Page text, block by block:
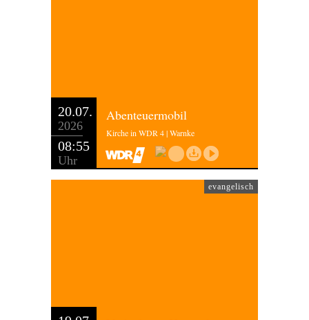
20.07.
2026
08:55
Uhr
Abenteuermobil
Kirche in WDR 4 | Warnke
evangelisch